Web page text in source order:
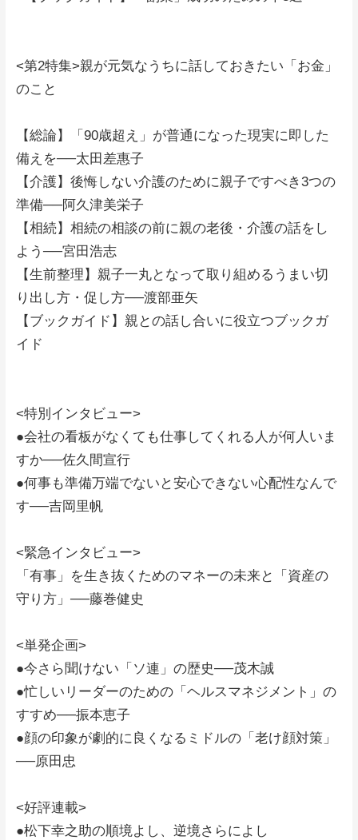
<第2特集>親が元気なうちに話しておきたい「お金」
のこと
【総論】「90歳超え」が普通になった現実に即した
備えを──太田差惠子
【介護】後悔しない介護のために親子ですべき3つの
準備──阿久津美栄子
【相続】相続の相談の前に親の老後・介護の話をし
よう──宮田浩志
【生前整理】親子一丸となって取り組めるうまい切
り出し方・促し方──渡部亜矢
【ブックガイド】親との話し合いに役立つブックガ
イド
<特別インタビュー>
●会社の看板がなくても仕事してくれる人が何人いま
すか──佐久間宣行
●何事も準備万端でないと安心できない心配性なんで
す──吉岡里帆
<緊急インタビュー>
「有事」を生き抜くためのマネーの未来と「資産の
守り方」──藤巻健史
<単発企画>
●今さら聞けない「ソ連」の歴史──茂木誠
●忙しいリーダーのための「ヘルスマネジメント」の
すすめ──振本恵子
●顔の印象が劇的に良くなるミドルの「老け顔対策」
──原田忠
<好評連載>
●松下幸之助の順境よし、逆境さらによし